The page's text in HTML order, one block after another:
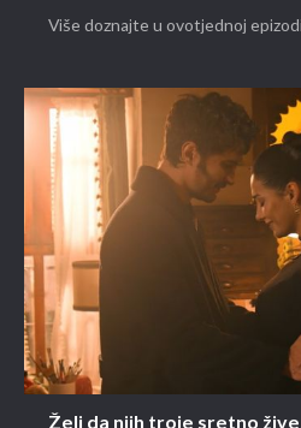
Više doznajte u ovotjednoj epizodi